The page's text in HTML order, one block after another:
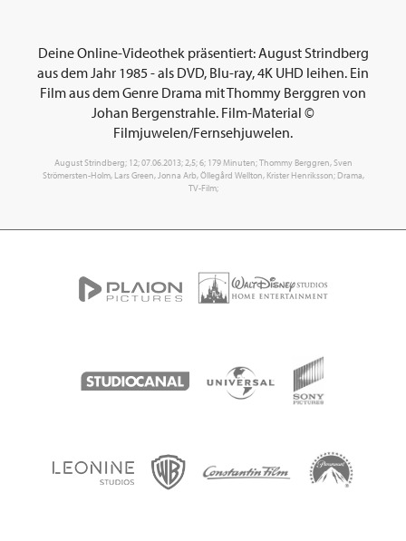
Deine Online-Videothek präsentiert: August Strindberg
aus dem Jahr 1985 - als DVD, Blu-ray, 4K UHD leihen. Ein
Film aus dem Genre Drama mit Thommy Berggren von
Johan Bergenstrahle. Film-Material ©
Filmjuwelen/Fernsehjuwelen.
August Strindberg; 12; 07.06.2013; 2,5; 6; 179 Minuten; Thommy Berggren, Sven
Strömersten-Holm, Lars Green, Jonna Arb, Öllegård Wellton, Krister Henriksson; Drama,
TV-Film;